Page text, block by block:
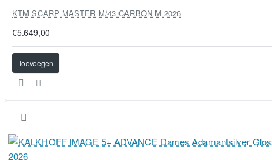
KTM SCARP MASTER M/43 CARBON M 2026
€5.649,00
Toevoegen